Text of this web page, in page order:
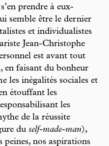
prendre à eux-
semble être le dernier
et individualistes
Jean-Christophe
est avant tout
en faisant du bonheur
les inégalités sociales et
étouffant les
les
de la réussite
du self-made-man),
peines, nos aspirations